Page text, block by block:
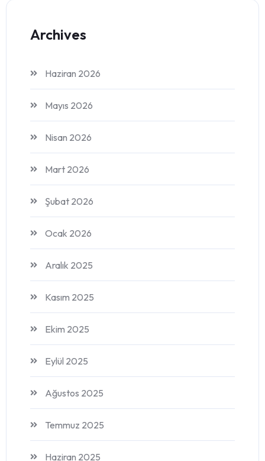
Archives
Haziran 2026
Mayıs 2026
Nisan 2026
Mart 2026
Şubat 2026
Ocak 2026
Aralık 2025
Kasım 2025
Ekim 2025
Eylül 2025
Ağustos 2025
Temmuz 2025
Haziran 2025